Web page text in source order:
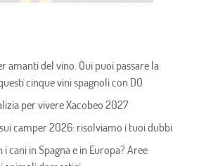
amanti del vino. Qui puoi passare la
cinque vini spagnoli con DO
per vivere Xacobeo 2027
camper 2026: risolviamo i tuoi dubbi
i cani in Spagna e in Europa? Aree